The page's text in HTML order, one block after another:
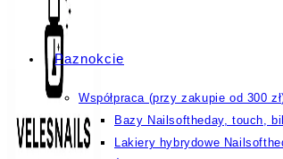
Paznokcie
Współpraca (przy zakupie od 300
Bazy Nailsoftheday, touch,
Lakiery hybrydowe